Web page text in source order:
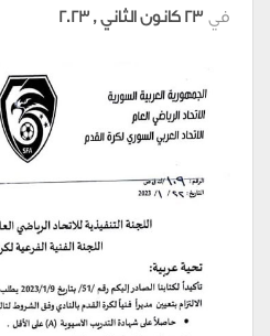
في 23 كانون الثاني , 2023